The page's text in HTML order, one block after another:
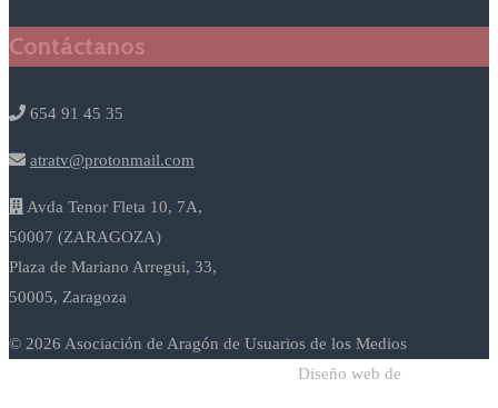
Contáctanos
654 91 45 35
atratv@protonmail.com
Avda Tenor Fleta 10, 7A,
50007 (ZARAGOZA)
Plaza de Mariano Arregui, 33,
50005, Zaragoza
© 2026 Asociación de Aragón de Usuarios de los Medios
Diseño web de